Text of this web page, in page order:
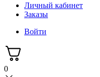
Личный кабинет
Заказы
Войти
0